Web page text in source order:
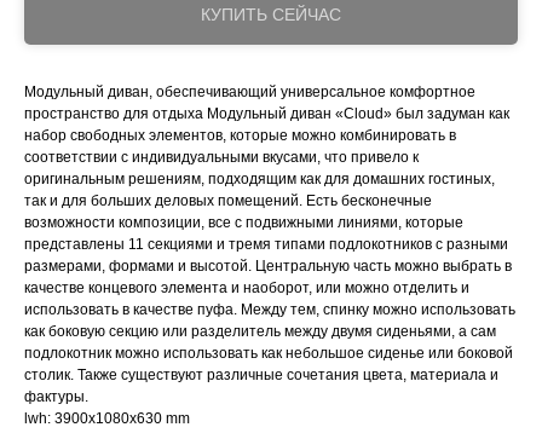
КУПИТЬ СЕЙЧАС
Модульный диван, обеспечивающий универсальное комфортное
пространство для отдыха Модульный диван «Cloud» был задуман как
набор свободных элементов, которые можно комбинировать в
соответствии с индивидуальными вкусами, что привело к
оригинальным решениям, подходящим как для домашних гостиных,
так и для больших деловых помещений. Есть бесконечные
возможности композиции, все с подвижными линиями, которые
представлены 11 секциями и тремя типами подлокотников с разными
размерами, формами и высотой. Центральную часть можно выбрать в
качестве концевого элемента и наоборот, или можно отделить и
использовать в качестве пуфа. Между тем, спинку можно использовать
как боковую секцию или разделитель между двумя сиденьями, а сам
подлокотник можно использовать как небольшое сиденье или боковой
столик. Также существуют различные сочетания цвета, материала и
фактуры.
lwh: 3900x1080x630 mm